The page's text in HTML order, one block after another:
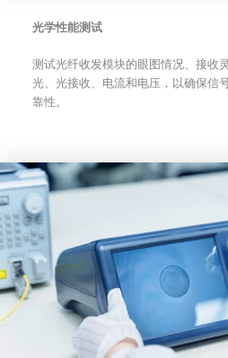
光学性能测试
测试光纤收发模块的眼图情况、接收
光、光接收、电流和电压，以确保信
靠性。